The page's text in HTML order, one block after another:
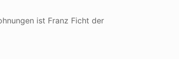
ist Franz Ficht der